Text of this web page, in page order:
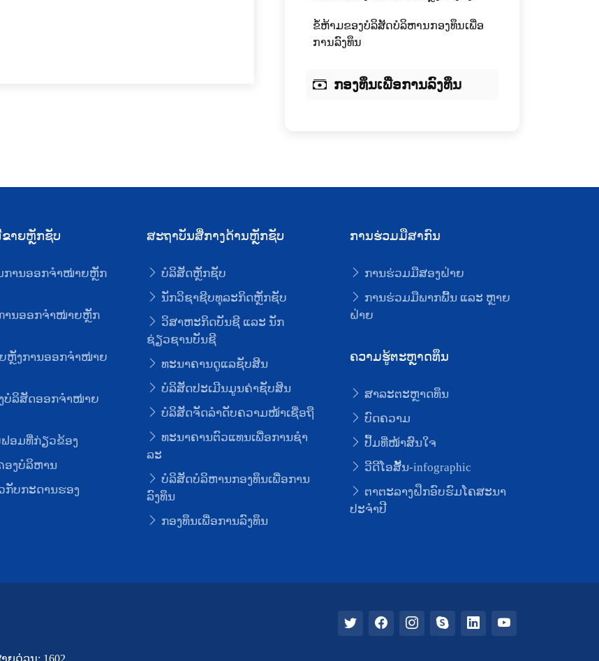
ຂໍ້ຫ້າມຂອງບໍລິສັດບໍລິຫານກອງທຶນເພື່ອ
ການລົງທຶນ
ກອງທຶນເພື່ອການລົງທຶນ
າຍຫຼັກຊັບ
ການອອກຈໍາໜ່າຍຫຼັກ
ການອອກຈໍາໜ່າຍຫຼັກ
ຫຼັງການອອກຈໍາໜ່າຍ
ບໍລິສັດອອກຈໍາໜ່າຍ
ຟອມທີ່ກ່ຽວຂ້ອງ
ອງບໍລິຫານ
ກັບກະດານຮອງ
ສະຖາບັນສື່ກາງດ້ານຫຼັກຊັບ
ບໍລິສັດຫຼັກຊັບ
ນັກວິຊາຊີບທຸລະກິດຫຼັກຊັບ
ວິສາຫະກິດບັນຊີ ແລະ ນັກ
ຊ່ຽວຊານບັນຊີ
ທະນາຄານດູແລຊັບສິນ
ບໍລິສັດປະເມີນມູນຄ່າຊັບສິນ
ບໍລິສັດຈັດລໍາດັບຄວາມໜ້າເຊື່ອຖື
ທະນາຄານຕົວແທນເພື່ອການຊໍາ
ລະ
ບໍລິສັດບໍລິຫານກອງທຶນເພື່ອການ
ລົງທຶນ
ກອງທຶນເພື່ອການລົງທຶນ
ການຮ່ວມມືສາກົນ
ການຮ່ວມມືສອງຝ່າຍ
ການຮ່ວມມືພາກພື້ນ ແລະ ຫຼາຍ
ຝ່າຍ
ຄວາມຮູ້ຕະຫຼາດທຶນ
ສາລະຕະຫຼາດທຶນ
ບົດຄວາມ
ປຶ້ມທີ່ໜ້າສົນໃຈ
ວີດີໂອສັ້ນ-infographic
ຕາຕະລາງຝຶກອົບຮົມໂຄສະນາ
ປະຈຳປີ
າຍດ່ວນ: 1602